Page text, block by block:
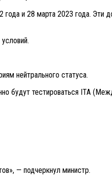
и 28 марта 2023 года. Эти
нейтрального статуса.
будут тестироваться ITA
— подчеркнул министр.